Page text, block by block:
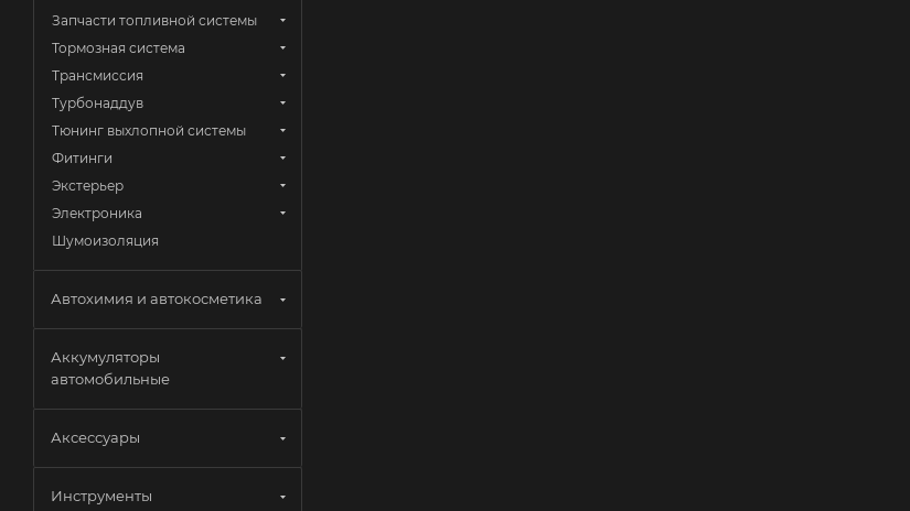
Запчасти топливной системы
Тормозная система
Трансмиссия
Турбонаддув
Тюнинг выхлопной системы
Фитинги
Экстерьер
Электроника
Шумоизоляция
Автохимия и автокосметика
Аккумуляторы
автомобильные
Аксессуары
Инструменты